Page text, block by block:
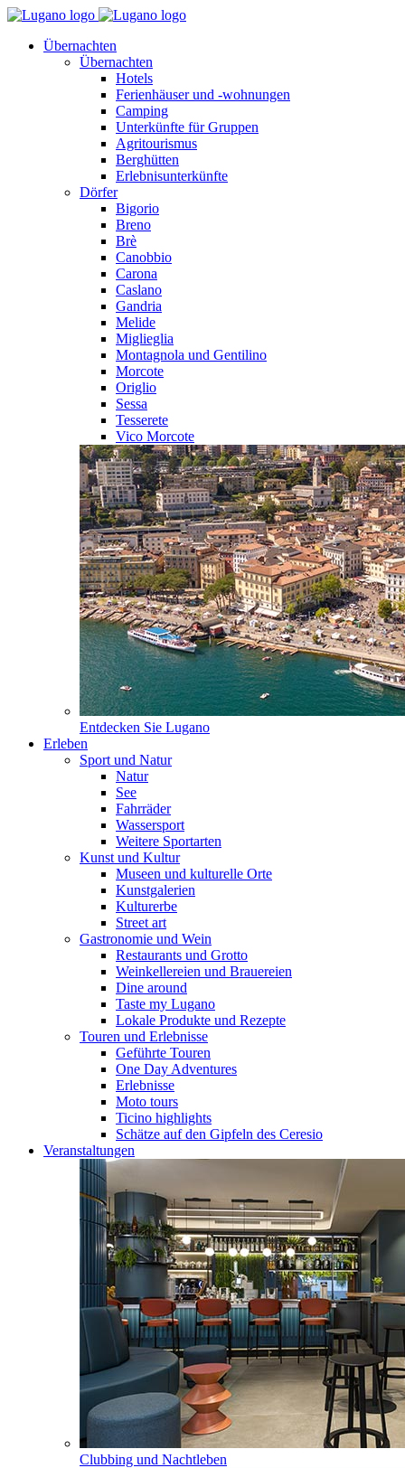
Übernachten
Übernachten
Hotels
Ferienhäuser und -wohnungen
Camping
Unterkünfte für Gruppen
Agritourismus
Berghütten
Erlebnisunterkünfte
Dörfer
Bigorio
Breno
Brè
Canobbio
Carona
Caslano
Gandria
Melide
Miglieglia
Montagnola und Gentilino
Morcote
Origlio
Sessa
Tesserete
Vico Morcote
Entdecken Sie Lugano
Erleben
Sport und Natur
Natur
See
Fahrräder
Wassersport
Weitere Sportarten
Kunst und Kultur
Museen und kulturelle Orte
Kunstgalerien
Kulturerbe
Street art
Gastronomie und Wein
Restaurants und Grotto
Weinkellereien und Brauereien
Dine around
Taste my Lugano
Lokale Produkte und Rezepte
Touren und Erlebnisse
Geführte Touren
One Day Adventures
Erlebnisse
Moto tours
Ticino highlights
Schätze auf den Gipfeln des Ceresio
Veranstaltungen
Clubbing und Nachtleben